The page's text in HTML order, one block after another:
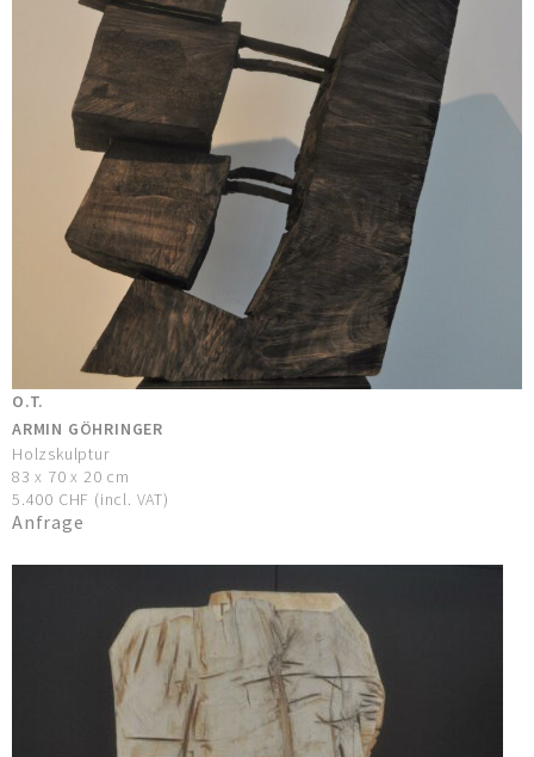
O.T.
ARMIN GÖHRINGER
Holzskulptur
83 x 70 x 20 cm
5.400 CHF (incl. VAT)
Anfrage